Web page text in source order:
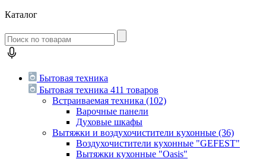
Каталог
Бытовая техника
Бытовая техника 411 товаров
Встраиваемая техника (102)
Варочные панели
Духовые шкафы
Вытяжки и воздухочистители кухонные (36)
Воздухочистители кухонные "GEFEST"
Вытяжки кухонные "Oasis"